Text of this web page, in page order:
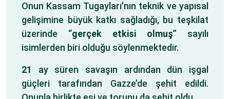
Onun Kassam Tugayları’nın teknik ve yapısal
gelişimine büyük katkı sağladığı, bu teşkilat
üzerinde “gerçek etkisi olmuş” sayılı
isimlerden biri olduğu söylenmektedir.
21
ay süren savaşın ardından dün işgal
güçleri tarafından Gazze’de şehit edildi.